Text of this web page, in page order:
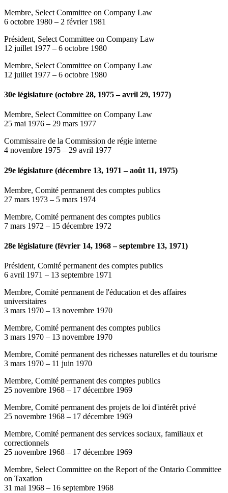
Membre, Select Committee on Company Law
6 octobre 1980 – 2 février 1981
Président, Select Committee on Company Law
12 juillet 1977 – 6 octobre 1980
Membre, Select Committee on Company Law
12 juillet 1977 – 6 octobre 1980
30e législature (octobre 28, 1975 – avril 29, 1977)
Membre, Select Committee on Company Law
25 mai 1976 – 29 mars 1977
Commissaire de la Commission de régie interne
4 novembre 1975 – 29 avril 1977
29e législature (décembre 13, 1971 – août 11, 1975)
Membre, Comité permanent des comptes publics
27 mars 1973 – 5 mars 1974
Membre, Comité permanent des comptes publics
7 mars 1972 – 15 décembre 1972
28e législature (février 14, 1968 – septembre 13, 1971)
Président, Comité permanent des comptes publics
6 avril 1971 – 13 septembre 1971
Membre, Comité permanent de l'éducation et des affaires
universitaires
3 mars 1970 – 13 novembre 1970
Membre, Comité permanent des comptes publics
3 mars 1970 – 13 novembre 1970
Membre, Comité permanent des richesses naturelles et du tourisme
3 mars 1970 – 11 juin 1970
Membre, Comité permanent des comptes publics
25 novembre 1968 – 17 décembre 1969
Membre, Comité permanent des projets de loi d'intérêt privé
25 novembre 1968 – 17 décembre 1969
Membre, Comité permanent des services sociaux, familiaux et
correctionnels
25 novembre 1968 – 17 décembre 1969
Membre, Select Committee on the Report of the Ontario Committee
on Taxation
31 mai 1968 – 16 septembre 1968